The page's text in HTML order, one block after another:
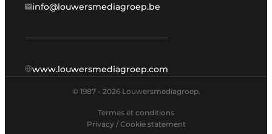
info@louwersmediagroep.be
www.louwersmediagroep.com
© 1987 - 2026 Louwersmediagroep.
Termes et conditions
Privacy / Cookie statement